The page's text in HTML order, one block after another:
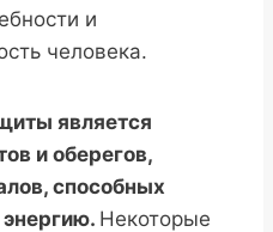
и
человека.
является
и оберегов,
способных
Некоторые